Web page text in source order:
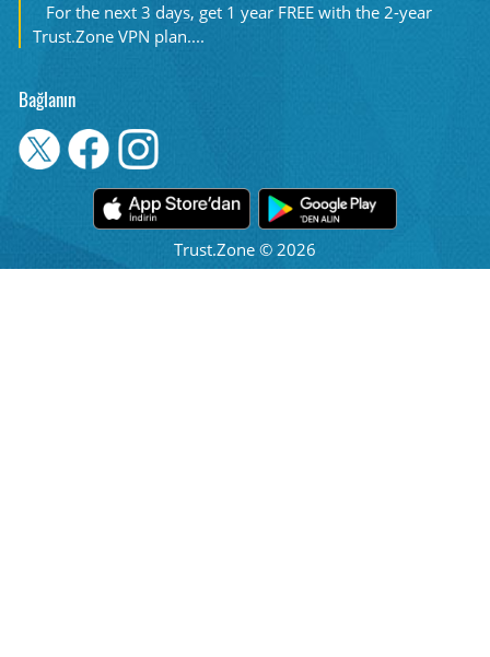
For the next 3 days, get 1 year FREE with the 2-year
Trust.Zone VPN plan....
Bağlanın
Trust.Zone © 2026